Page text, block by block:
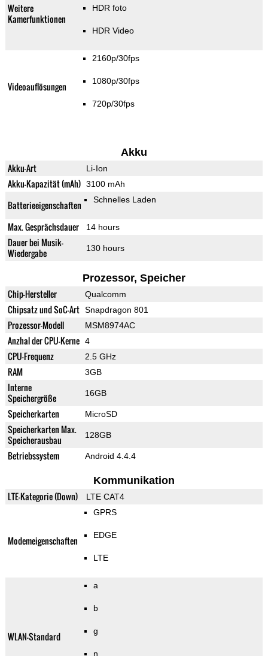
Weitere
Kamerfunktionen
HDR foto
HDR Video
Videoauflösungen
2160p/30fps
1080p/30fps
720p/30fps
Akku
Akku-Art Li-Ion
Akku-Kapazität (mAh) 3100 mAh
Batterieeigenschaften Schnelles Laden
Max. Gesprächsdauer 14 hours
Dauer bei Musik-
Wiedergabe
130 hours
Prozessor, Speicher
Chip-Hersteller Qualcomm
Chipsatz und SoC-Art Snapdragon 801
Prozessor-Modell MSM8974AC
Anzhal der CPU-Kerne 4
CPU-Frequenz 2.5 GHz
RAM 3GB
Interne
Speichergröße
16GB
Speicherkarten MicroSD
Speicherkarten Max.
Speicherausbau
128GB
Betriebssystem Android 4.4.4
Kommunikation
LTE-Kategorie (Down) LTE CAT4
Modemeigenschaften
GPRS
EDGE
LTE
WLAN-Standard
a
b
g
n